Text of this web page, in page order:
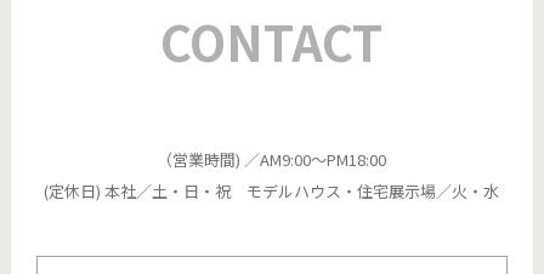
CONTACT
（営業時間) ／AM9:00～PM18:00
(定休日) 本社／土・日・祝 モデルハウス・住宅展示場／火・水